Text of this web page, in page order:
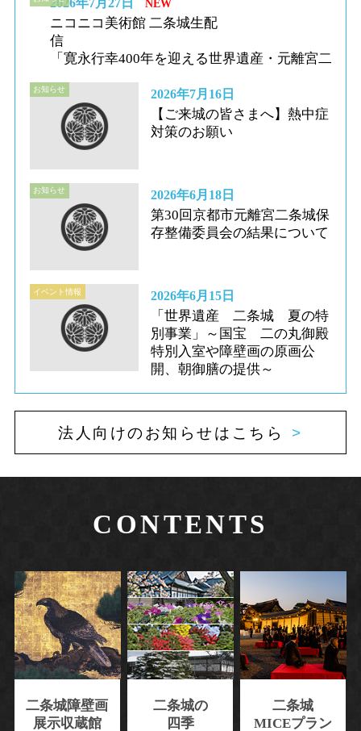
2026年7月27日 NEW
ニコニコ美術館 二条城生配
「寛永行幸400年を迎える世界遺産・元離宮二条
2026年7月16日
【ご来城の皆さまへ】熱中症
対策のお願い
お知らせ
2026年6月18日
第30回京都市元離宮二条城保
存整備委員会の結果について
お知らせ
2026年6月15日
「世界遺産 二条城 夏の特
別事業」～国宝 二の丸御殿
特別入室や障壁画の原画公
開、朝御膳の提供～
イベント情報
法人向けのお知らせはこちら
CONTENTS
二条城障壁画
展示収蔵館
二条城の
四季
二条城
MICEプラン